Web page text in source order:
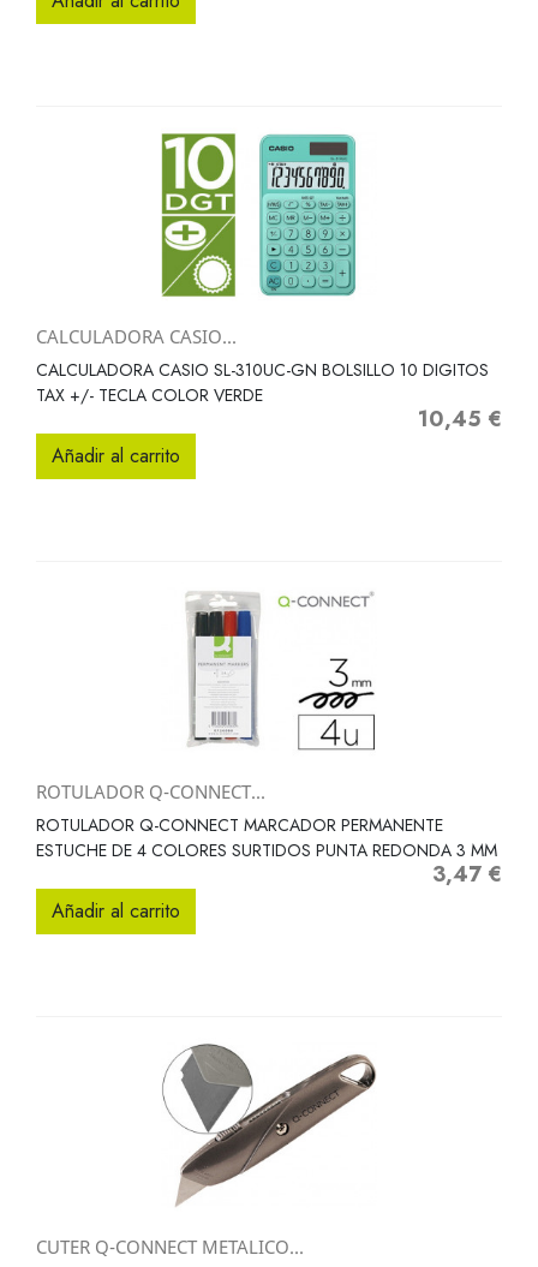
CALCULADORA CASIO...
CALCULADORA CASIO SL-310UC-GN BOLSILLO 10 DIGITOS
TAX +/- TECLA COLOR VERDE
Precio
10,45 €
Añadir al carrito
ROTULADOR Q-CONNECT...
ROTULADOR Q-CONNECT MARCADOR PERMANENTE
ESTUCHE DE 4 COLORES SURTIDOS PUNTA REDONDA 3 MM
Precio
3,47 €
Añadir al carrito
CUTER Q-CONNECT METALICO...